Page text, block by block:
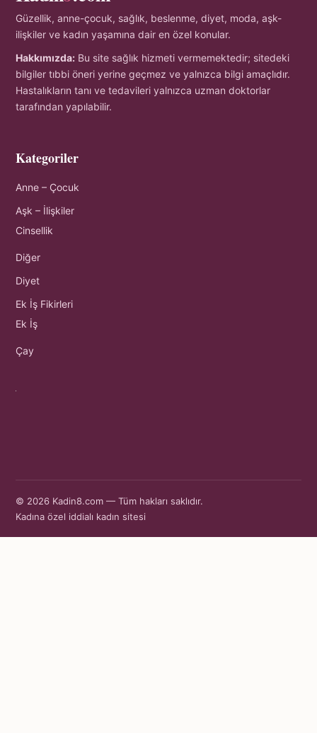
Güzellik, anne-çocuk, sağlık, beslenme, diyet, moda, aşk-
ilişkiler ve kadın yaşamına dair en özel konular.
Hakkımızda: Bu site sağlık hizmeti vermemektedir; sitedeki
bilgiler tıbbi öneri yerine geçmez ve yalnızca bilgi amaçlıdır.
Hastalıkların tanı ve tedavileri yalnızca uzman doktorlar
tarafından yapılabilir.
Kategoriler
Anne – Çocuk
Aşk – İlişkiler
Cinsellik
Diğer
Diyet
Ek İş Fikirleri
Ek İş
Çay
© 2026 Kadin8.com — Tüm hakları saklıdır.
Kadına özel iddialı kadın sitesi